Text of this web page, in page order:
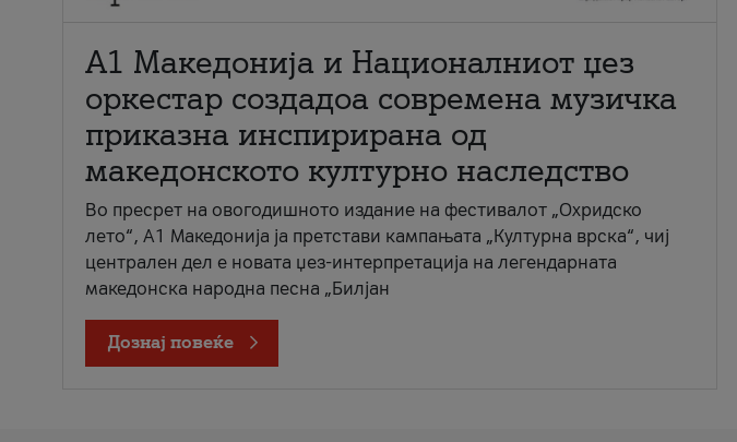
А1 Македонија и Националниот џез
оркестар создадоа современа музичка
приказна инспирирана од
македонското културно наследство
Во пресрет на овогодишното издание на фестивалот „Охридско
лето“, А1 Македонија ја претстави кампањата „Културна врска“, чиј
централен дел е новата џез-интерпретација на легендарната
македонска народна песна „Билјан
Дознај повеќе